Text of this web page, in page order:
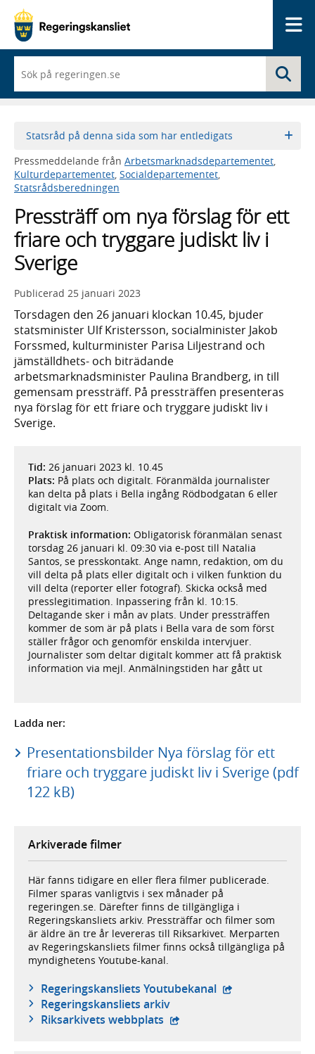
du
börjar
skriva
framträder
lista
med
sökförslag
Statsråd på denna sida som har entledigats
Pressmeddelande från Arbetsmarknadsdepartementet
Kulturdepartementet Socialdepartementet
Statsrådsberedningen
Pressträff om nya förslag för ett
friare och tryggare judiskt liv i
Sverige
Publicerad 25 januari 2023
Torsdagen den 26 januari klockan 10.45, bjuder
statsminister Ulf Kristersson, socialminister Jakob
Forssmed, kulturminister Parisa Liljestrand och
jämställdhets- och biträdande
arbetsmarknadsminister Paulina Brandberg, in till
gemensam pressträff. På pressträffen presenteras
nya förslag för ett friare och tryggare judiskt liv i
Sverige.
Tid: 26 januari 2023 kl. 10.45
Plats: På plats och digitalt. Föranmälda journalister
kan delta på plats i Bella ingång Rödbodgatan 6 eller
digitalt via Zoom.
Praktisk information: Obligatorisk föranmälan senast
torsdag 26 januari kl. 09:30 via e-post till Natalia
Santos, se presskontakt. Ange namn, redaktion, om du
vill delta på plats eller digitalt och i vilken funktion du
vill delta (reporter eller fotograf). Skicka också med
presslegitimation. Inpassering från kl. 10:15.
Deltagande sker i mån av plats. Under pressträffen
kommer de som är på plats i Bella vara de som först
ställer frågor och genomför enskilda intervjuer.
Journalister som deltar digitalt kommer att få praktisk
information via mejl. Anmälningstiden har gått ut
Ladda ner:
Presentationsbilder Nya förslag för ett
friare och tryggare judiskt liv i Sverige (pdf
122 kB)
Arkiverade filmer
Här fanns tidigare en eller flera filmer publicerade.
Filmer sparas vanligtvis i sex månader på
regeringen.se. Därefter finns de tillgängliga i
Regeringskansliets arkiv. Pressträffar och filmer som
är äldre än tre år levereras till Riksarkivet. Merparten
av Regeringskansliets filmer finns också tillgängliga på
myndighetens Youtube-kanal.
Regeringskansliets Youtubekanal - extern
Regeringskansliets arkiv
Riksarkivets webbplats - extern webbplats,